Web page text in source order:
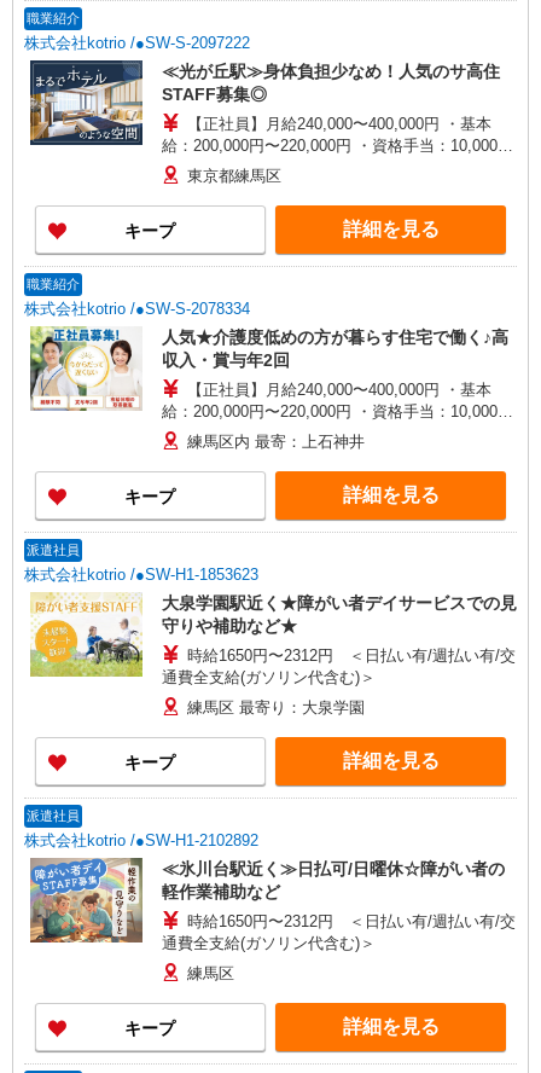
・介護福祉士 など
職業紹介
株式会社kotrio /●SW-S-2097222
≪光が丘駅≫身体負担少なめ！人気のサ高住
STAFF募集◎
【正社員】月給240,000〜400,000円 ・基本
給：200,000円〜220,000円 ・資格手当：10,000〜
30,000円 ・役職手当：10,000〜70,000円 ・処遇改
善手当：20,000〜60,000円（勤続年数、保有資格
により変動） ・固定残業手当：20,000円（10時
間） ※固定残業時間を超過する場合には超過勤務
手当として別途支給 ・夜勤手当：10,000円/1回
歓迎 ・認知症介護基礎研修 ・初任者研修 ・実務
者研修 ・介護福祉士 など
東京都練馬区
キープ 詳細を見る
職業紹介
株式会社kotrio /●SW-S-2078334
人気★介護度低めの方が暮らす住宅で働く♪高
収入・賞与年2回
【正社員】月給240,000〜400,000円 ・基本
給：200,000円〜220,000円 ・資格手当：10,000〜
30,000円 ・役職手当：10,000〜70,000円 ・処遇改
善手当：20,000〜60,000円（勤続年数、保有資格
により変動） ・固定残業手当：20,000円（10時
間） ※固定残業時間を超過する場合には超過勤務
手当として別途支給 ・夜勤手当：10,000円/1回
歓迎 ・認知症介護基礎研修 ・初任者研修 ・実務
者研修 ・介護福祉士 など
練馬区内 最寄：上石神井
キープ 詳細を見る
派遣社員
株式会社kotrio /●SW-H1-1853623
大泉学園駅近く★障がい者デイサービスでの見
守りや補助など★
時給1650円〜2312円 ＜日払い有/週払い有/交
通費全支給(ガソリン代含む)＞
練馬区 最寄り：大泉学園
キープ 詳細を見る
派遣社員
株式会社kotrio /●SW-H1-2102892
≪氷川台駅近く≫日払可/日曜休☆障がい者の
軽作業補助など
時給1650円〜2312円 ＜日払い有/週払い有/交
通費全支給(ガソリン代含む)＞
練馬区
キープ 詳細を見る